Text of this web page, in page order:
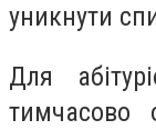
уникнути
Для
тимчасово